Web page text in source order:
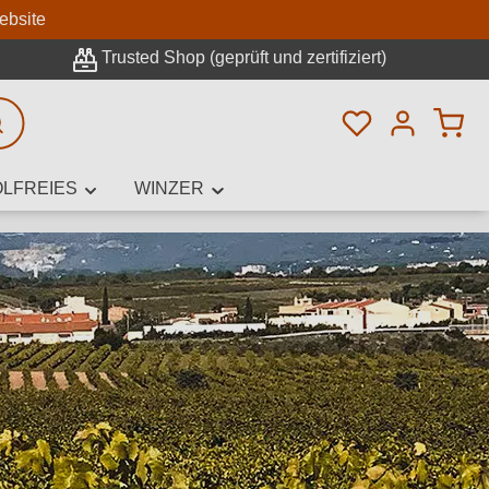
Trusted Shop (geprüft und zertifiziert)
Du hast 0
WINZER
Suche